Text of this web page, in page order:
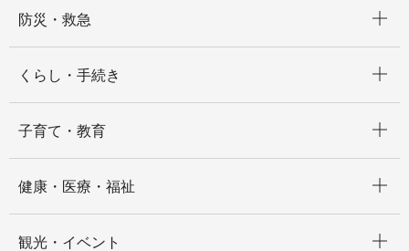
防災・救急
くらし・手続き
子育て・教育
健康・医療・福祉
観光・イベント